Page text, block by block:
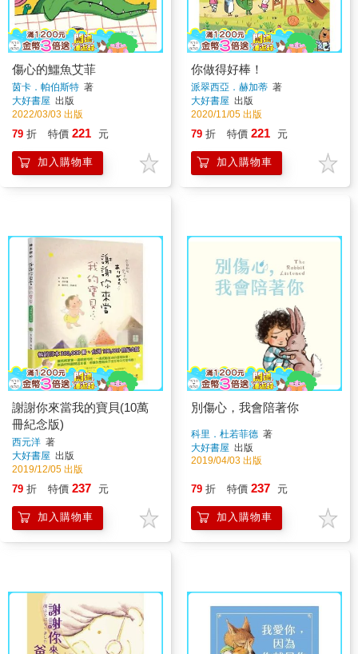
傷心的鱷魚艾菲
茵卡．帕伯斯特 著
大好書屋 出版
2022/03/03 出版
79 折 特價 221 元
加入購物車
你做得好棒！
派翠西亞．赫加蒂 著
大好書屋 出版
2020/11/05 出版
79 折 特價 221 元
加入購物車
謝謝你來當我的寶貝(10萬
冊紀念版)
西元洋 著
大好書屋 出版
2019/12/05 出版
79 折 特價 237 元
加入購物車
別傷心，我會陪著你
科里．杜若菲德 著
大好書屋 出版
2019/04/03 出版
79 折 特價 237 元
加入購物車